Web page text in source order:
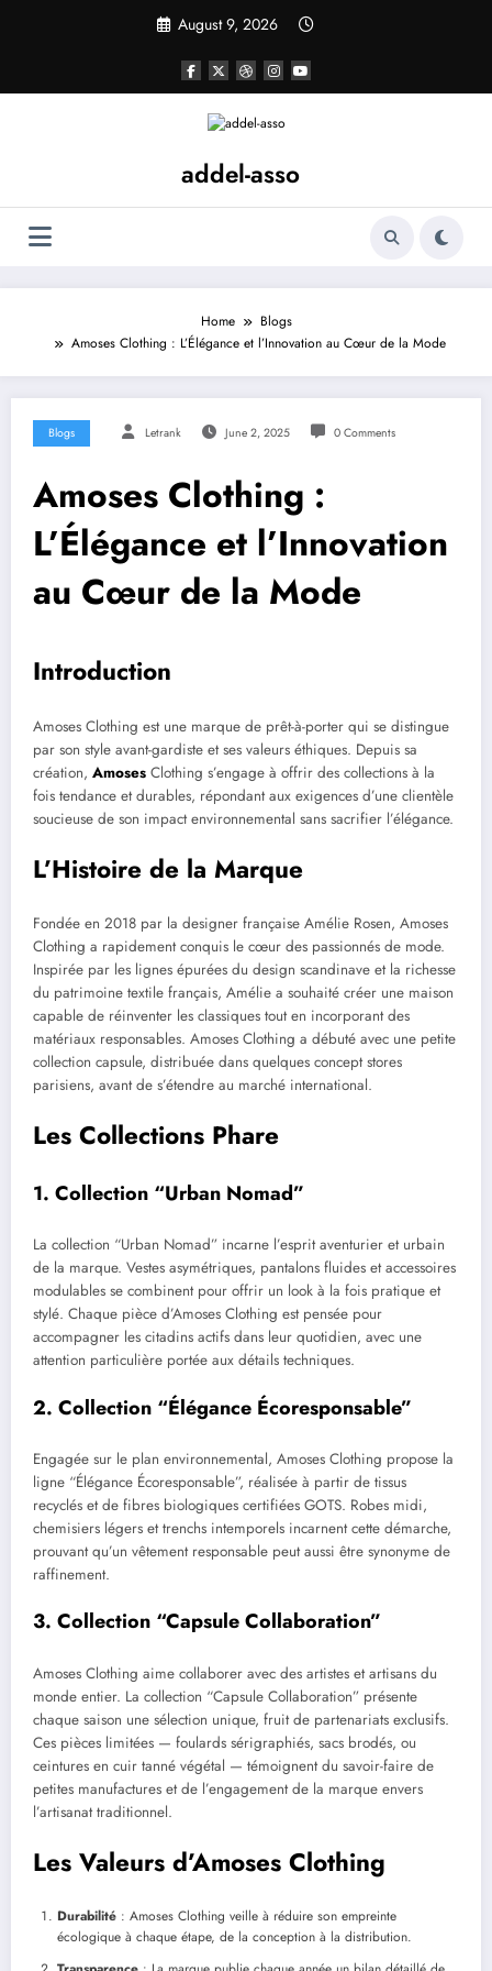
August 9, 2026
addel-asso
Home
Blogs
Amoses Clothing : L’Élégance et l’Innovation au Cœur de la Mode
Blogs Letrank June 2, 2025 0 Comments
Amoses Clothing :
L’Élégance et l’Innovation
au Cœur de la Mode
Introduction
Amoses Clothing est une marque de prêt-à-porter qui se distingue
par son style avant-gardiste et ses valeurs éthiques. Depuis sa
création, Amoses Clothing s’engage à offrir des collections à la
fois tendance et durables, répondant aux exigences d’une clientèle
soucieuse de son impact environnemental sans sacrifier l’élégance.
L’Histoire de la Marque
Fondée en 2018 par la designer française Amélie Rosen, Amoses
Clothing a rapidement conquis le cœur des passionnés de mode.
Inspirée par les lignes épurées du design scandinave et la richesse
du patrimoine textile français, Amélie a souhaité créer une maison
capable de réinventer les classiques tout en incorporant des
matériaux responsables. Amoses Clothing a débuté avec une petite
collection capsule, distribuée dans quelques concept stores
parisiens, avant de s’étendre au marché international.
Les Collections Phare
1. Collection “Urban Nomad”
La collection “Urban Nomad” incarne l’esprit aventurier et urbain
de la marque. Vestes asymétriques, pantalons fluides et accessoires
modulables se combinent pour offrir un look à la fois pratique et
stylé. Chaque pièce d’Amoses Clothing est pensée pour
accompagner les citadins actifs dans leur quotidien, avec une
attention particulière portée aux détails techniques.
2. Collection “Élégance Écoresponsable”
Engagée sur le plan environnemental, Amoses Clothing propose la
ligne “Élégance Écoresponsable”, réalisée à partir de tissus
recyclés et de fibres biologiques certifiées GOTS. Robes midi,
chemisiers légers et trenchs intemporels incarnent cette démarche,
prouvant qu’un vêtement responsable peut aussi être synonyme de
raffinement.
3. Collection “Capsule Collaboration”
Amoses Clothing aime collaborer avec des artistes et artisans du
monde entier. La collection “Capsule Collaboration” présente
chaque saison une sélection unique, fruit de partenariats exclusifs.
Ces pièces limitées — foulards sérigraphiés, sacs brodés, ou
ceintures en cuir tanné végétal — témoignent du savoir-faire de
petites manufactures et de l’engagement de la marque envers
l’artisanat traditionnel.
Les Valeurs d’Amoses Clothing
Durabilité : Amoses Clothing veille à réduire son empreinte
écologique à chaque étape, de la conception à la distribution.